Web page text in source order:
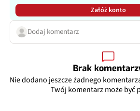
Załóż konto
Dodaj komentarz
Brak
Nie dodano jeszcze żadnego
Twój komentarz może być